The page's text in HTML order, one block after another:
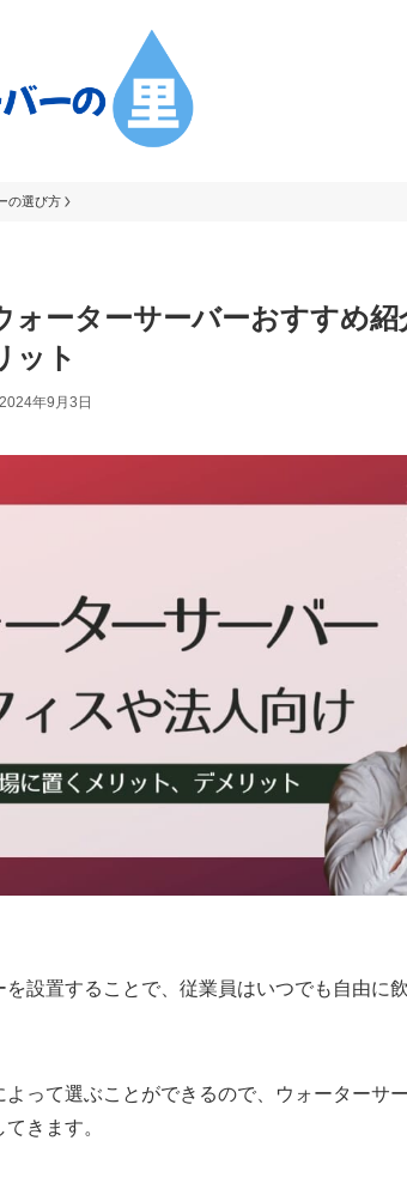
の選び方
ォーターサーバーおすすめ紹
ット
2024年9月3日
設置することで、従業員はいつでも自由に
って選ぶことができるので、ウォーターサ
きます。